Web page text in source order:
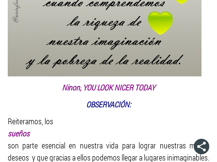
Ninon, YOU LOOK NICER TODAY
OBSERVACIÓN:
Reiteramos, los
sueños
son parte esencial en nuestra vida para lograr nuestras metas,
deseos y que gracias a ellos podemos llegar a lugares inimaginables.